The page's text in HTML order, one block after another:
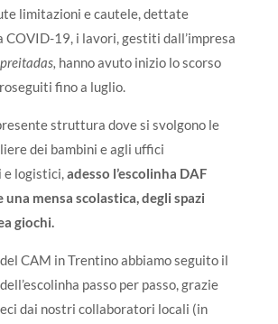
limitazioni e cautele, dettate
COVID-19, i lavori, gestiti dall’impresa
hanno avuto inizio lo scorso
fino a luglio.
struttura dove si svolgono le
dei bambini e agli uffici
logistici,adesso l’escolinha DAF
una mensa scolastica, degli spazi
giochi.
CAM in Trentino abbiamo seguito il
passo per passo, grazie
dai nostri collaboratori locali (in